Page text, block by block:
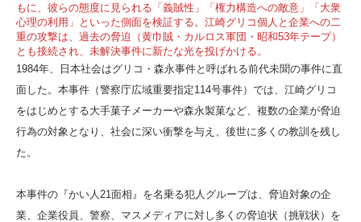
もに、彼らの態度に見られる「義賊性」「権力構造への敵意」「大衆
心理の利用」といった側面を検証する。江崎グリコ個人と企業への二
重の攻撃は、過去の脅迫（黄巾賊・カルロス軍団・昭和53年テープ）
とも接続され、未解決事件に新たな光を投げかける。
1984年、日本社会はグリコ・森永事件と呼ばれる前代未聞の事件に直
面した。本事件（警察庁広域重要指定114号事件）では、江崎グリコ
をはじめとする大手菓子メーカーや森永製菓など、複数の企業が脅迫
行為の対象となり、社会に深い衝撃を与え、後世に多くの教訓を残し
た。
本事件の『かい人21面相』を名乗る犯人グループは、脅迫対象の企
業、企業役員、警察、マスメディアに対し多くの脅迫状（挑戦状）を